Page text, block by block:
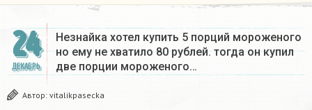
24
ДЕКАБРЬ
Незнайка хотел купить 5 порций мороженого
но ему не хватило 80 рублей. тогда он купил
две порции мороженого…
Автор: vitalikpasecka